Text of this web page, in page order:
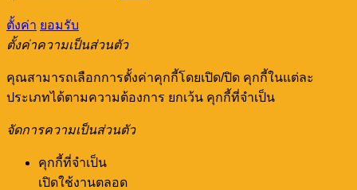
ตั้งค่า ยอมรับ
ตั้งค่าความเป็นส่วนตัว
คุณสามารถเลือกการตั้งค่าคุกกี้โดยเปิด/ปิด คุกกี้ในแต่ละ
ประเภทได้ตามความต้องการ ยกเว้น คุกกี้ที่จำเป็น
จัดการความเป็นส่วนตัว
คุกกี้ที่จำเป็น
เปิดใช้งานตลอด